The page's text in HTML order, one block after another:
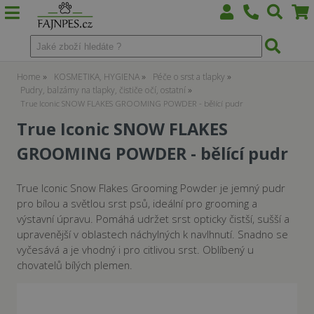
Home KOSMETIKA, HYGIENA
Péče o srst a tlapky
Pudry, balzámy na tlapky, čističe očí, ostatní
True Iconic SNOW FLAKES GROOMING POWDER - bělící pudr
True Iconic SNOW FLAKES
GROOMING POWDER - bělící pudr
True Iconic Snow Flakes Grooming Powder je jemný pudr
pro bílou a světlou srst psů, ideální pro grooming a
výstavní úpravu. Pomáhá udržet srst opticky čistší, sušší a
upravenější v oblastech náchylných k navlhnutí. Snadno se
vyčesává a je vhodný i pro citlivou srst. Oblíbený u
chovatelů bílých plemen.